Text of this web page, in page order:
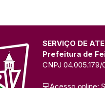
SERVIÇO DE
Prefeitura de
CNPJ 04.005.179/